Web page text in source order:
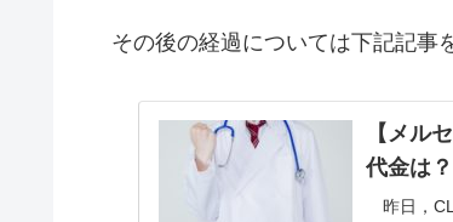
その後の経過については下記記事
【メル
代金は
昨日，